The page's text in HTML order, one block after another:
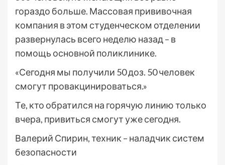
гораздо больше. Массовая прививочная
компания в этом студенческом отделении
развернулась всего неделю назад – в
помощь основной поликлинике.
«Сегодня мы получили 50 доз. 50 человек
смогут провакцинироваться.»
Те, кто обратился на горячую линию только
вчера, привиться смогут уже сегодня.
Валерий Спирин, техник – наладчик систем
безопасности